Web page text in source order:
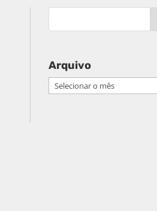
Arquivo
Arquivo